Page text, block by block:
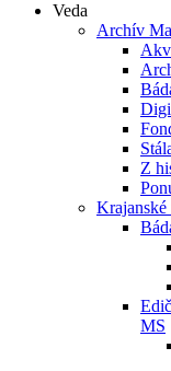
Veda
Archív
Z
Krajanské
MS